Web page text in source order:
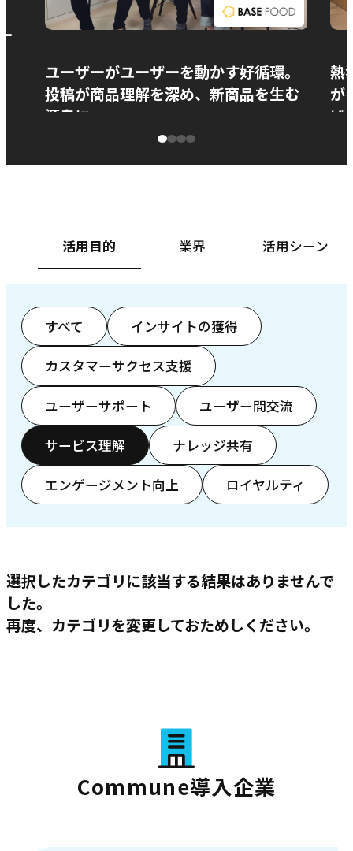
ユーザーがユーザーを動かす好循環。
投稿が商品理解を深め、新商品を生む
源泉に
熱
が
ぱ
活用目的 業界 活用シーン
すべて インサイトの獲得
カスタマーサクセス支援
ユーザーサポート ユーザー間交流
サービス理解 ナレッジ共有
エンゲージメント向上 ロイヤルティ
選択したカテゴリに該当する結果はありませんで
した。
再度、カテゴリを変更しておためしください。
Commune導入企業